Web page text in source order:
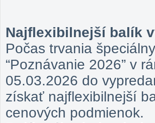
Najflexibilnejší balík
Počas trvania
“Poznávanie 2026” v
05.03.2026 do
získať najflexibilnejší
cenových podmienok.